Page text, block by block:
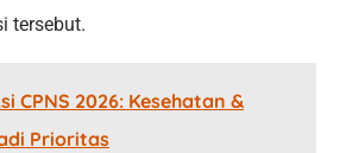
tersebut.
CPNS 2026: Kesehatan &
Prioritas